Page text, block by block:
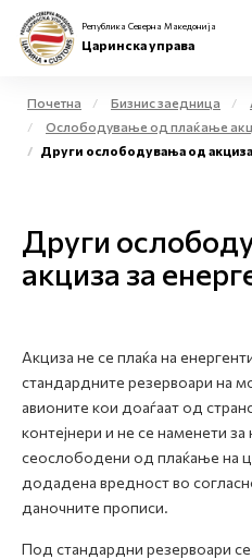
За нас
Бизнис заедница
Медиа центар
Контакт
Е-Весник
Република Северна Македонија
Царинска управа
Почетна Бизнис заедница
Ослободување од плаќање акциза и повластено користење на акцизни
Други ослободувања од акциза за
Други
акциза за
Акциза не се плаќа на
стандардните резервоари на
авионите кои доаѓаат од
контејнери и не се наменети
сеослободени од плаќање на
додадена вредност во
даночните прописи.
Под стандардни резервоари се